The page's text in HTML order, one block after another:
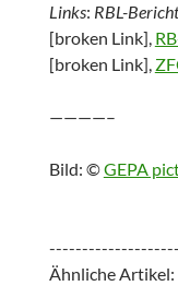
Links: RBL-Bericht
[broken Link],
[broken Link],
————–
Bild: ©GEPA
Ähnliche Artikel: